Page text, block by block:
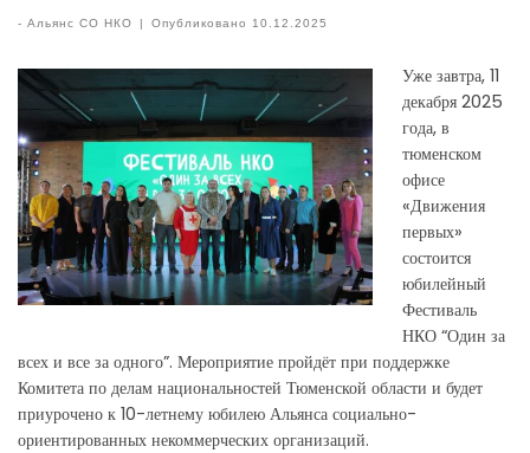
- Альянс СО НКО | Опубликовано 10.12.2025
Уже завтра, 11
декабря 2025
года, в
тюменском
офисе
«Движения
первых»
состоится
юбилейный
Фестиваль
НКО “Один за
всех и все за одного”. Мероприятие пройдёт при поддержке
Комитета по делам национальностей Тюменской области и будет
приурочено к 10-летнему юбилею Альянса социально-
ориентированных некоммерческих организаций.